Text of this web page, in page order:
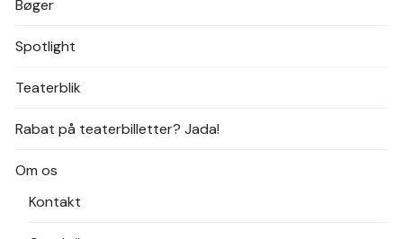
Bøger
Spotlight
Teaterblik
Rabat på teaterbilletter? Jada!
Om os
Kontakt